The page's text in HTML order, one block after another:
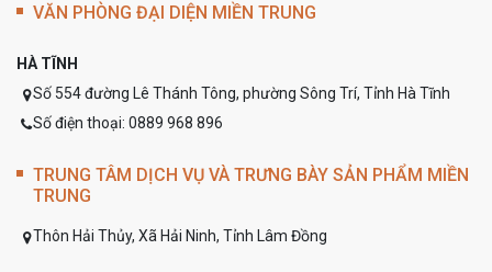
VĂN PHÒNG ĐẠI DIỆN MIỀN TRUNG
HÀ TĨNH
Số 554 đường Lê Thánh Tông, phường Sông Trí, Tỉnh Hà Tĩnh
Số điện thoại: 0889 968 896
TRUNG TÂM DỊCH VỤ VÀ TRƯNG BÀY SẢN PHẨM MIỀN
TRUNG
Thôn Hải Thủy, Xã Hải Ninh, Tỉnh Lâm Đồng